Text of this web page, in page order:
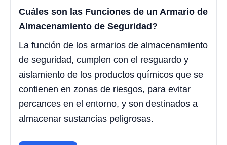
Cuáles son las Funciones de un Armario de
Almacenamiento de Seguridad?
La función de los armarios de almacenamiento
de seguridad, cumplen con el resguardo y
aislamiento de los productos químicos que se
contienen en zonas de riesgos, para evitar
percances en el entorno, y son destinados a
almacenar sustancias peligrosas.